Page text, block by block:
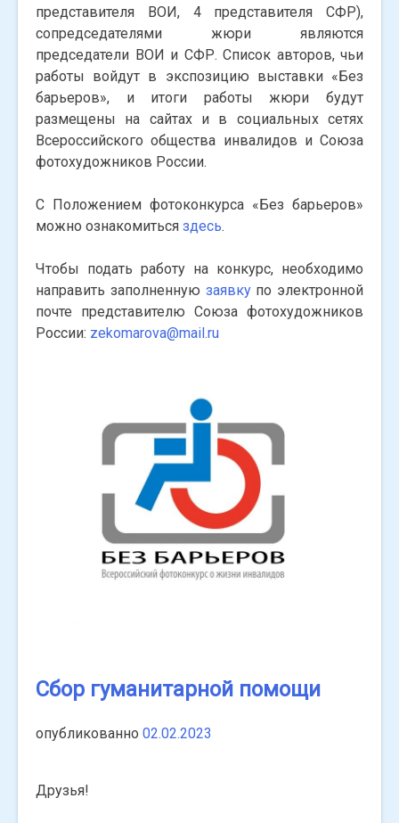
представителя ВОИ, 4 представителя СФР),
сопредседателями жюри являются
председатели ВОИ и СФР. Список авторов, чьи
работы войдут в экспозицию выставки «Без
барьеров», и итоги работы жюри будут
размещены на сайтах и в социальных сетях
Всероссийского общества инвалидов и Союза
фотохудожников России.
С Положением фотоконкурса «Без барьеров»
можно ознакомиться здесь.
Чтобы подать работу на конкурс, необходимо
направить заполненную заявкупо электронной
почте представителю Союза фотохудожников
России: zekomarova@mail.ru
Сбор гуманитарной помощи
опубликованно 02.02.2023
Друзья!